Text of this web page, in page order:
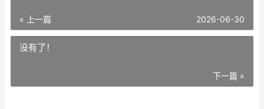
« 上一篇 2026-06-30
没有了！
下一篇 »